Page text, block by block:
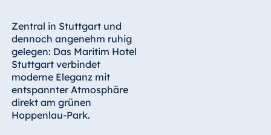
Kiel
Hotel Köln
Hotel
Königswinter
Hotel Magdeburg
Hotel München
Zentral in Stuttgart und
dennoch angenehm ruhig
gelegen: Das Maritim Hotel
Stuttgart verbindet
moderne Eleganz mit
entspannter Atmosphäre
direkt am grünen
Hoppenlau-Park.